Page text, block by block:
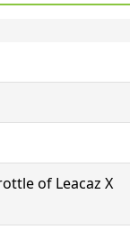
of Leacaz X